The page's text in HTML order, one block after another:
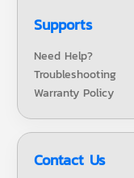
Supports
Need Help?
Troubleshooting
Warranty Policy
Contact Us